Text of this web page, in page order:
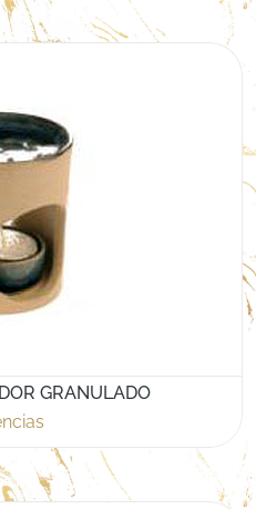
GRANULADO